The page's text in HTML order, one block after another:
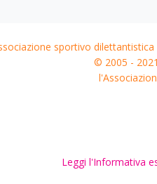
sportivo dilettantistica
© 2005 -
Leggi l'Informativa